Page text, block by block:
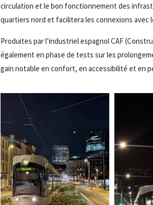
circulation et le bon fonctionnement des
quartiers nord et facilitera les connexions
Produites par l’industriel espagnol CAF
également en phase de tests sur les
gain notable en confort, en accessibilité et en